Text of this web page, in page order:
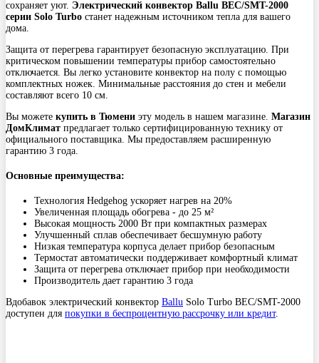
сохраняет уют. Электрический конвектор Ballu BEC/SMT-2000
серии Solo Turbo станет надежным источником тепла для вашего
дома.
Защита от перегрева гарантирует безопасную эксплуатацию. При
критическом повышении температуры прибор самостоятельно
отключается. Вы легко установите конвектор на полу с помощью
комплектных ножек. Минимальные расстояния до стен и мебели
составляют всего 10 см.
Вы можете купить в Тюмени эту модель в нашем магазине. Магазин
ДомКлимат предлагает только сертифицированную технику от
официального поставщика. Мы предоставляем расширенную
гарантию 3 года.
Основные преимущества:
Технология Hedgehog ускоряет нагрев на 20%
Увеличенная площадь обогрева - до 25 м²
Высокая мощность 2000 Вт при компактных размерах
Улучшенный сплав обеспечивает бесшумную работу
Низкая температура корпуса делает прибор безопасным
Термостат автоматически поддерживает комфортный климат
Защита от перегрева отключает прибор при необходимости
Производитель дает гарантию 3 года
Вдобавок электрический конвектор Ballu Solo Turbo BEC/SMT-2000
доступен для покупки в беспроцентную рассрочку или кредит.